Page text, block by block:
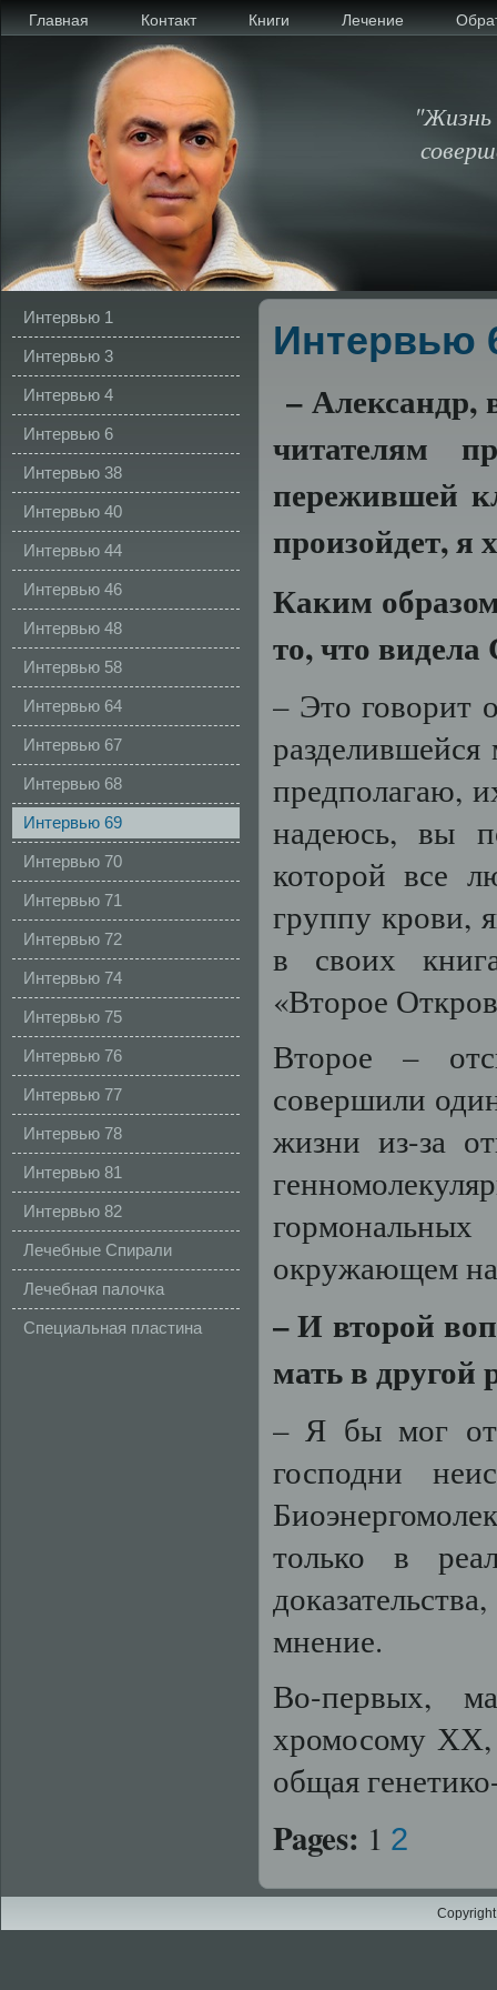
Главная Контакт Книги Лечение
Интервью 1
Интервью 3
Интервью 4
Интервью 6
Интервью 38
Интервью 40
Интервью 44
Интервью 46
Интервью 48
Интервью 58
Интервью 64
Интервью 67
Интервью 68
Интервью 69
Интервью 70
Интервью 71
Интервью 72
Интервью 74
Интервью 75
Интервью 76
Интервью 77
Интервью 78
Интервью 81
Интервью 82
Лечебные Спирали
Лечебная палочка
здоровья
Специальная пластина
Интервью
– Александр,
читателям
пережившей
произойдет,я
Каким
то,чтовидела
– Это говорит
предполагаю,
надеюсь, вы
которой все
группу крови,
в своих
«Второе
Второе –
совершили
жизни из-за
окружающем
– И второй
матьвдругой
– Я бы мог
господни
только в
мнение.
Во-первых,
хромосому ХХ,
общая
Pages: 1 2